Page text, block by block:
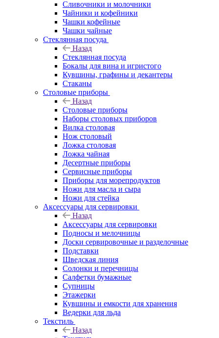
Сливочники и молочники
Чайники и кофейники
Чашки кофейные
Чашки чайные
Стеклянная посуда
Назад
Стеклянная посуда
Бокалы для вина и игристого
Кувшины, графины и декантеры
Стаканы
Столовые приборы
Назад
Столовые приборы
Наборы столовых приборов
Вилка столовая
Нож столовый
Ложка столовая
Ложка чайная
Десертные приборы
Сервисные приборы
Приборы для морепродуктов
Ножи для масла и сыра
Ножи для стейка
Аксессуары для сервировки
Назад
Аксессуары для сервировки
Подносы и мелочницы
Доски сервировочные и разделочные
Подставки
Шведская линия
Солонки и перечницы
Салфетки бумажные
Супницы
Этажерки
Кувшины и емкости для хранения
Ведерки для льда
Текстиль
Назад